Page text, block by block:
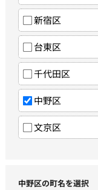
新宿区
台東区
千代田区
中野区
文京区
中野区の町名を選択